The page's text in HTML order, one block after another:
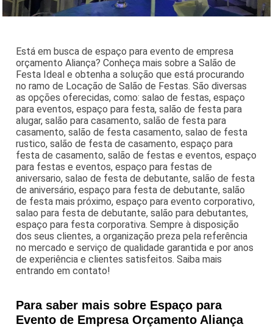
Está em busca de espaço para evento de empresa
orçamento Aliança? Conheça mais sobre a Salão de
Festa Ideal e obtenha a solução que está procurando
no ramo de Locação de Salão de Festas. São diversas
as opções oferecidas, como: salao de festas, espaço
para eventos, espaço para festa, salão de festa para
alugar, salão para casamento, salão de festa para
casamento, salão de festa casamento, salao de festa
rustico, salão de festa de casamento, espaço para
festa de casamento, salão de festas e eventos, espaço
para festas e eventos, espaço para festas de
aniversario, salao de festa de debutante, salão de festa
de aniversário, espaço para festa de debutante, salão
de festa mais próximo, espaço para evento corporativo,
salao para festa de debutante, salão para debutantes,
espaço para festa corporativa. Sempre à disposição
dos seus clientes, a organização preza pela referência
no mercado e serviço de qualidade garantida e por anos
de experiência e clientes satisfeitos. Saiba mais
entrando em contato!
Para saber mais sobre Espaço para
Evento de Empresa Orçamento Aliança